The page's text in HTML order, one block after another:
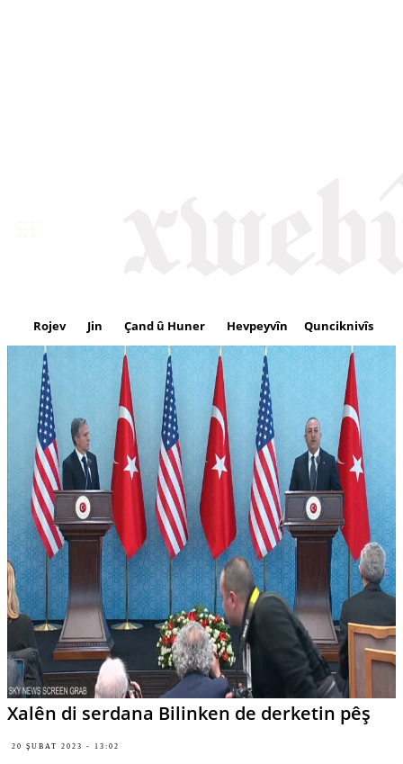
Rojev Jin Çand û Huner Hevpeyvîn Qunciknivîs
Xalên di serdana Bilinken de derketin pêş
20 ŞUBAT 2023 - 13:02